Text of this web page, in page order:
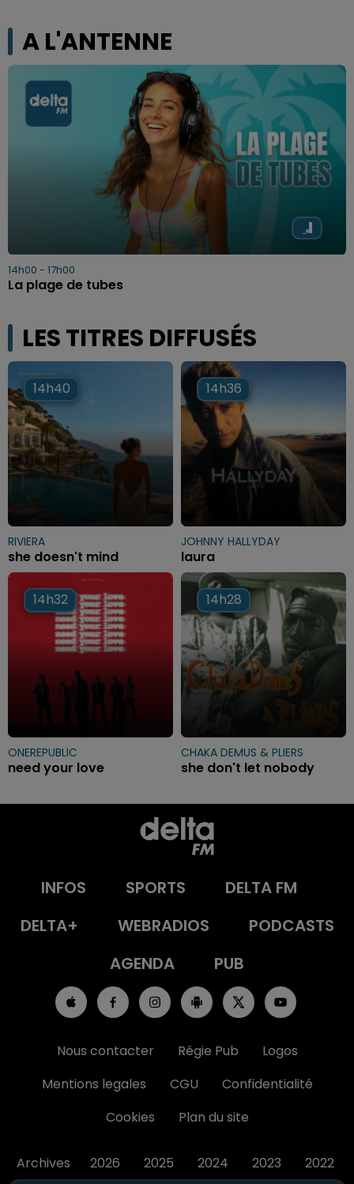
A L'ANTENNE
14h00 - 17h00
La plage de tubes
LES TITRES DIFFUSÉS
14h40
14h40
RIVIERA
she doesn't mind
14h36
14h36
JOHNNY HALLYDAY
laura
14h32
14h32
ONEREPUBLIC
need your love
14h28
14h28
CHAKA DEMUS & PLIERS
she don't let nobody
INFOS SPORTS
DELTA FM
DELTA+
WEBRADIOS
PODCASTS
AGENDA
PUB
Nous contacter Régie Pub
Logos
Mentions legales
CGU
Confidentialité
Cookies
Plan du site
Archives 2026 2025 2024 2023 2022